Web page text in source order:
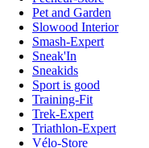
Pet and Garden
Slowood Interior
Smash-Expert
Sneak'In
Sneakids
Sport is good
Training-Fit
Trek-Expert
Triathlon-Expert
Vélo-Store